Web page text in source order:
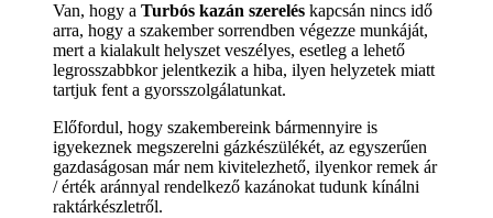
Van, hogy a Turbós kazán szerelés kapcsán nincs idő
arra, hogy a szakember sorrendben végezze munkáját,
mert a kialakult helyszet veszélyes, esetleg a lehető
legrosszabbkor jelentkezik a hiba, ilyen helyzetek miatt
tartjuk fent a gyorsszolgálatunkat.
Előfordul, hogy szakembereink bármennyire is
igyekeznek megszerelni gázkészülékét, az egyszerűen
gazdaságosan már nem kivitelezhető, ilyenkor remek ár
/ érték aránnyal rendelkező kazánokat tudunk kínálni
raktárkészletről.